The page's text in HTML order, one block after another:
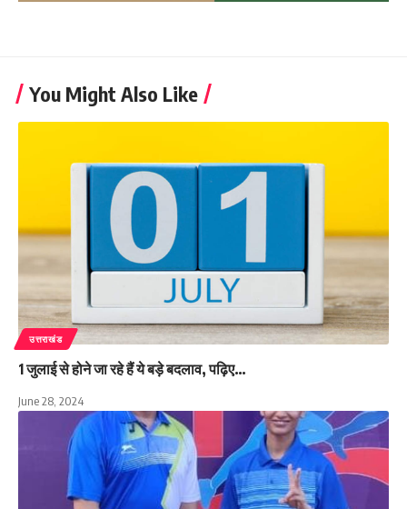
You Might Also Like
उत्तराखंड
1 जुलाई से होने जा रहे हैं ये बड़े बदलाव, पढ़िए…
June 28, 2024